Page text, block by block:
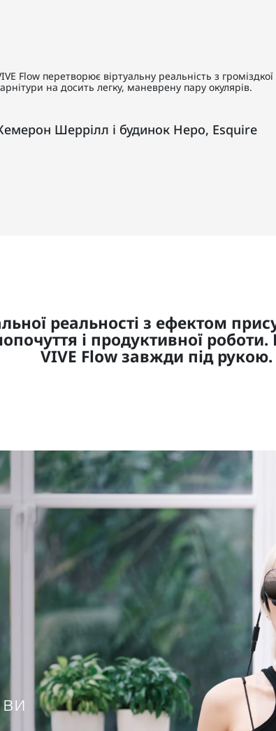
Flow перетворює віртуальну реальність з громіздкої
на досить легку, маневрену пару окулярів.
Шеррілл і будинок Неро, Esquire
реальності з ефектом
і продуктивної роботи.
VIVE Flowзавжди під рукою.